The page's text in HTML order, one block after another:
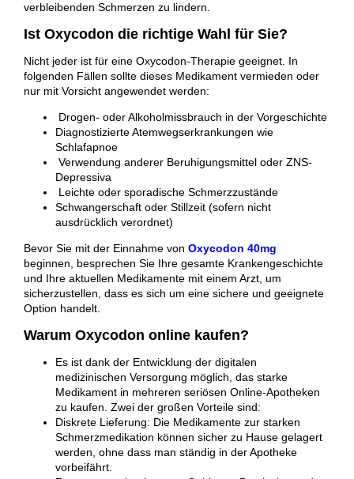
verbleibenden Schmerzen zu lindern.
Ist Oxycodon die richtige Wahl für Sie?
Nicht jeder ist für eine Oxycodon-Therapie geeignet. In
folgenden Fällen sollte dieses Medikament vermieden oder
nur mit Vorsicht angewendet werden:
Drogen- oder Alkoholmissbrauch in der Vorgeschichte
Diagnostizierte Atemwegserkrankungen wie
Schlafapnoe
Verwendung anderer Beruhigungsmittel oder ZNS-
Depressiva
Leichte oder sporadische Schmerzzustände
Schwangerschaft oder Stillzeit (sofern nicht
ausdrücklich verordnet)
Bevor Sie mit der Einnahme von Oxycodon 40mg
beginnen, besprechen Sie Ihre gesamte Krankengeschichte
und Ihre aktuellen Medikamente mit einem Arzt, um
sicherzustellen, dass es sich um eine sichere und geeignete
Option handelt.
Warum Oxycodon online kaufen?
Es ist dank der Entwicklung der digitalen
medizinischen Versorgung möglich, das starke
Medikament in mehreren seriösen Online-Apotheken
zu kaufen. Zwei der großen Vorteile sind:
Diskrete Lieferung: Die Medikamente zur starken
Schmerzmedikation können sicher zu Hause gelagert
werden, ohne dass man ständig in der Apotheke
vorbeifährt.